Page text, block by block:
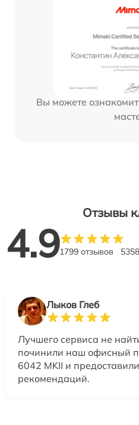
Вы можете
Отзывы
4.91799 отзывов
Лыков Глеб
Лучшего сервиса не
починили наш офисный
6042 MKII и
рекомендаций.